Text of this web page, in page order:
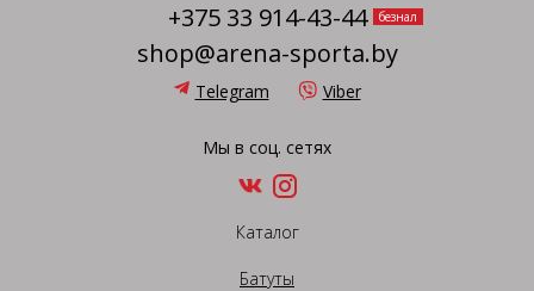
+375 33 914-43-44
безнал
shop@arena-sporta.by
Telegram Viber
Мы в соц. сетях
Каталог
Батуты